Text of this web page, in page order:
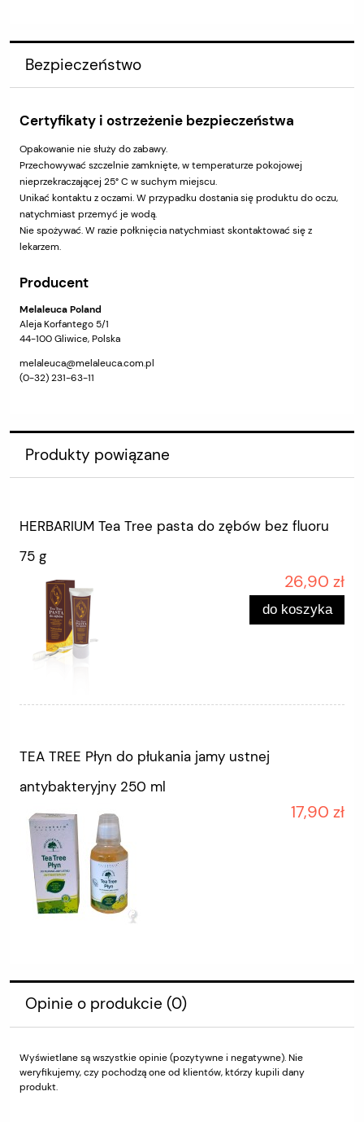
Bezpieczeństwo
Certyfikaty i ostrzeżenie bezpieczeństwa
Opakowanie nie służy do zabawy.
Przechowywać szczelnie zamknięte, w temperaturze pokojowej
nieprzekraczającej 25° C w suchym miejscu.
Unikać kontaktu z oczami. W przypadku dostania się produktu do oczu,
natychmiast przemyć je wodą.
Nie spożywać. W razie połknięcia natychmiast skontaktować się z
lekarzem.
Producent
Melaleuca Poland
Aleja Korfantego 5/1
44-100 Gliwice, Polska
melaleuca@melaleuca.com.pl
(0-32) 231-63-11
Produkty powiązane
HERBARIUM Tea Tree pasta do zębów bez fluoru
75 g
26,90 zł
do koszyka
TEA TREE Płyn do płukania jamy ustnej
antybakteryjny 250 ml
17,90 zł
Opinie o produkcie (0)
Wyświetlane są wszystkie opinie (pozytywne i negatywne). Nie
weryfikujemy, czy pochodzą one od klientów, którzy kupili dany
produkt.